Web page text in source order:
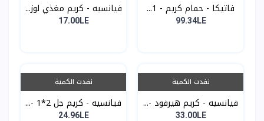
فاتيكا - حمام كريم - 1...
99.34LE
فيانسيه - كريم مغذي لوز...
17.00LE
نفدت الكمية
فيانسيه - كريم هيرفود -...
33.00LE
نفدت الكمية
فيانسيه - كريم جل 2*1 -...
24.96LE